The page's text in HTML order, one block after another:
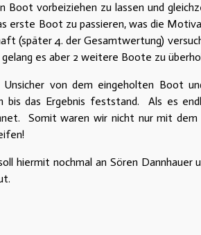
Boot vorbeiziehen zu lassen und
erste Boot zu passieren, was die
(später 4. der Gesamtwertung)
es aber 2 weitere Boote zu
von dem eingeholten Boot
bis das Ergebnis feststand. Als es
Somit waren wir nicht nur mit dem
hiermit nochmal an Sören